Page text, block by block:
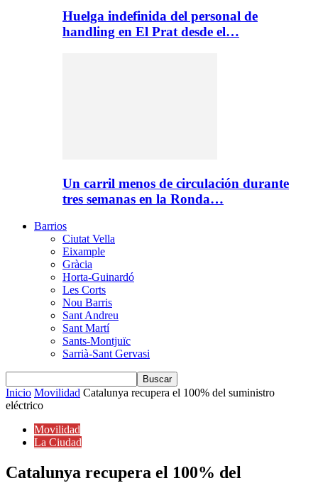
Huelga indefinida del personal de
handling en El Prat desde el…
Un carril menos de circulación durante
tres semanas en la Ronda…
Barrios
Ciutat Vella
Eixample
Gràcia
Horta-Guinardó
Les Corts
Nou Barris
Sant Andreu
Sant Martí
Sants-Montjuïc
Sarrià-Sant Gervasi
Inicio Movilidad Catalunya recupera el 100% del suministro
eléctrico
Movilidad
La Ciudad
Catalunya recupera el 100% del